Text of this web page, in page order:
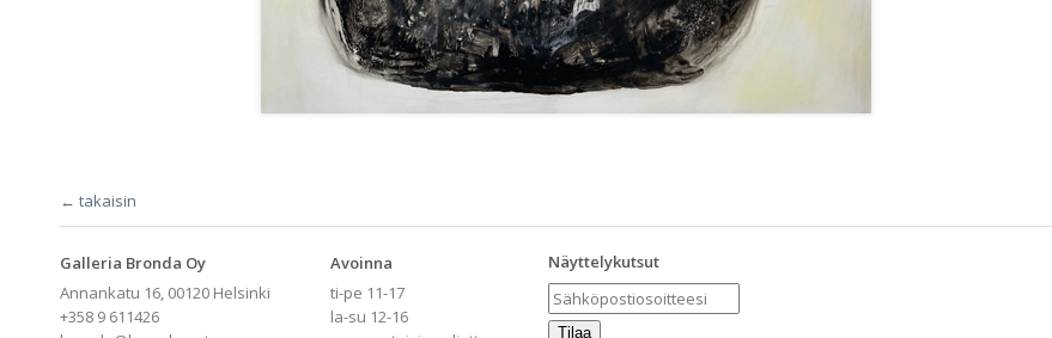
← takaisin
Galleria Bronda Oy
Annankatu 16, 00120 Helsinki
+358 9 611426
Avoinna
ti-pe 11-17
la-su 12-16
Näyttelykutsut